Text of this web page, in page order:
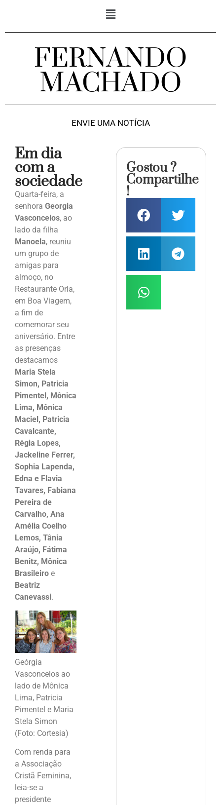
FERNANDO
MACHADO
ENVIE UMA NOTÍCIA
Em dia
com a
sociedade
Quarta-feira, a
senhora Georgia
Vasconcelos, ao
lado da filha
Manoela, reuniu
um grupo de
amigas para
almoço, no
Restaurante Orla,
em Boa Viagem,
a fim de
comemorar seu
aniversário. Entre
as presenças
destacamos
Maria Stela
Simon, Patricia
Pimentel, Mônica
Lima, Mônica
Maciel, Patricia
Cavalcante,
Régia Lopes,
Jackeline Ferrer,
Sophia Lapenda,
Edna e Flavia
Tavares, Fabiana
Pereira de
Carvalho, Ana
Amélia Coelho
Lemos, Tânia
Araújo, Fátima
Benitz, Mônica
Brasileiro e
Beatriz
Canevassi.
Geórgia
Vasconcelos ao
lado de Mônica
Lima, Patricia
Pimentel e Maria
Stela Simon
(Foto: Cortesia)
Com renda para
a Associação
Cristã Feminina,
leia-se a
presidente
Gostou ?
Compartilhe
!